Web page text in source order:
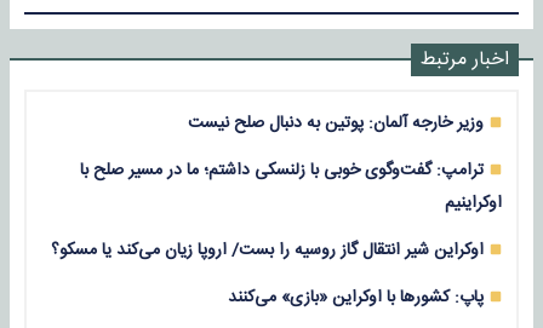
اخبار مرتبط
وزیر خارجه آلمان: پوتین به دنبال صلح نیست
ترامپ: گفت‌وگوی خوبی با زلنسکی داشتم؛ ما در مسیر صلح با
اوکراینیم
اوکراین شیر انتقال گاز روسیه را بست/ اروپا زیان می‌کند یا مسکو؟
پاپ: کشورها با اوکراین «بازی» می‌کنند